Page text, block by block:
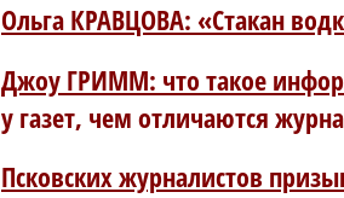
Ольга КРАВЦОВА: «Стакан
Джоу ГРИММ: что такое
у газет, чем отличаются
Псковских журналистов